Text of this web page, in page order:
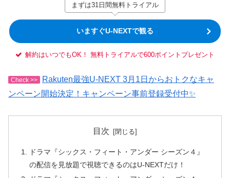
まずは31日間無料トライアル
いますぐU-NEXTで観る
解約はいつでもOK！ 無料トライアルで600ポイントプレゼント
Check >>
Rakuten最強U-NEXT 3月1日からおトクなキャ
ンペーン開始決定！キャンペーン事前登録受付中✨
目次
ドラマ『シックス・フィート・アンダー シーズン４』
の配信を見放題で視聴できるのはU-NEXTだけ！